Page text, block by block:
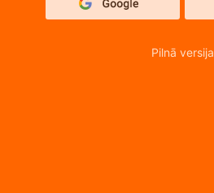
Pilnā versija